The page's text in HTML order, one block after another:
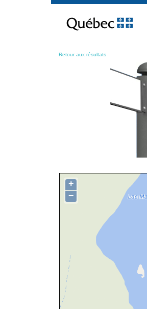
contenu
Retour aux résultats
+
−